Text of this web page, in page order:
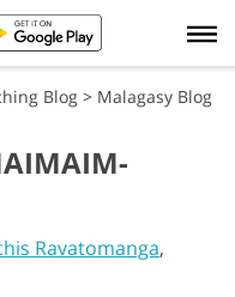
Blog > Malagasy Blog
Ravatomanga,